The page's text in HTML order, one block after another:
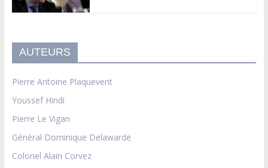
AUTEURS
Pierre Antoine Plaquevent
Youssef Hindi
Pierre Le Vigan
Général Dominique Delawarde
Colonel Alain Corvez